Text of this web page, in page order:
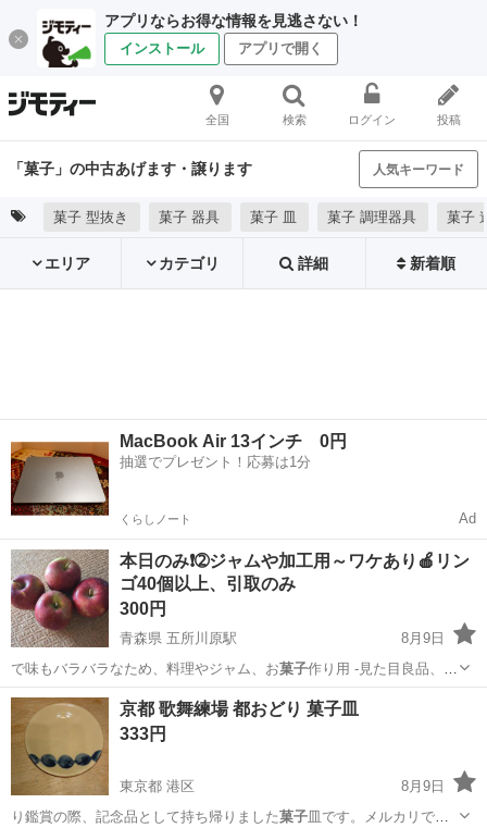
アプリならお得な情報を見逃さない！
インストール アプリで開く
全国 検索 ログイン 投稿
「菓子」の中古あげます・譲ります 人気キーワード
菓子 型抜き 菓子 器具 菓子 皿 菓子 調理器具 菓子
エリア カテゴリ 詳細 新着順
MacBook Air 13インチ 0円
抽選でプレゼント！応募は1分
くらしノート Ad
本日のみ❗➁ジャムや加工用～ワケあり🍎リン
ゴ40個以上、引取のみ
300円
青森県 五所川原駅
8月9日
で味もバラバラなため、料理やジャム、お菓子作り用 -見た目良品、
傷、色ムラなど…
青森 五所川原市 五所川原駅 食品
京都 歌舞練場 都おどり 菓子皿
333円
東京都 港区
8月9日
り鑑賞の際、記念品として持ち帰りました菓子皿です。メルカリでは